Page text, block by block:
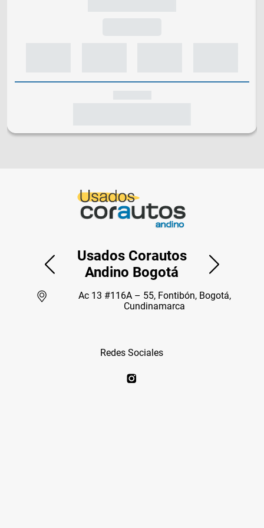
Usados Corautos
Andino Bogotá
Ac 13 #116A – 55, Fontibón, Bogotá,
Cundinamarca
Redes Sociales